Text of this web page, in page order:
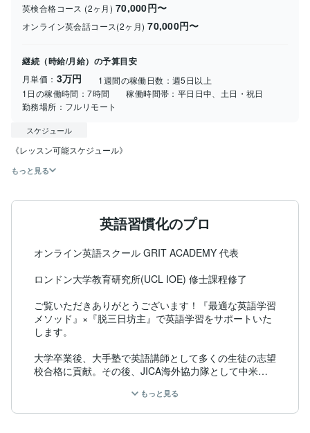
英検合格コース (2ヶ月) 70,000円〜
オンライン英会話コース(2ヶ月) 70,000円〜
継続（時給/月給）の予算目安
月単価： 3万円 1週間の稼働日数： 週5日以上
1日の稼働時間：7時間 稼働時間帯： 平日日中、土日・祝日
勤務場所： フルリモート
スケジュール
《レッスン可能スケジュール》
もっと見る
英語習慣化のプロ
オンライン英語スクール GRIT ACADEMY 代表
ロンドン大学教育研究所(UCL IOE) 修士課程修了
ご覧いただきありがとうございます！『最適な英語学習
メソッド』×『脱三日坊主』で英語学習をサポートいた
します。
大学卒業後、大手塾で英語講師として多くの生徒の志望
校合格に貢献。その後、JICA海外協力隊として中米の
グ型英会話スクールのチーフトレーナーとして多くのゲ
スト様の人生に寄り添い英語学習をサポートしてきまし
もっと見る